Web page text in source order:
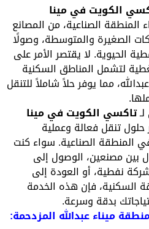
في مينا
الصناعية، من المصانع
الصغيرة والمتوسطة، وصولًا
لا يقتصر الأمر على
لتشمل المناطق السكنية
مما يوفر حلاً شاملاً للتنقل
الكويت في مينا
تنقل فعالة وعملية
المنطقة الصناعية. سواء كنت
مصنعين، الوصول إلى
نفطية، أو العودة إلى
فإن هذه الخدمة
بدقة وسرعة.
عبدالله المزدحمة: